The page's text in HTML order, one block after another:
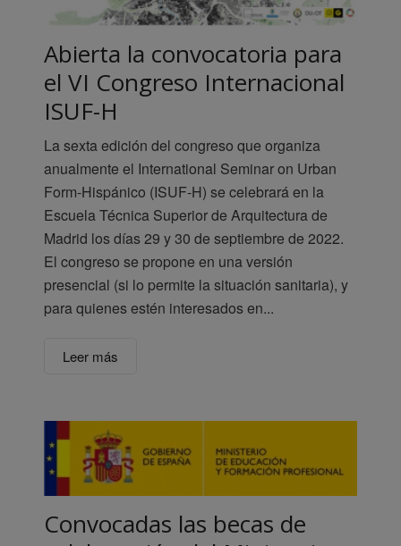
Abierta la convocatoria para
el VI Congreso Internacional
ISUF-H
La sexta edición del congreso que organiza
anualmente el International Seminar on Urban
Form-Hispánico (ISUF-H) se celebrará en la
Escuela Técnica Superior de Arquitectura de
Madrid los días 29 y 30 de septiembre de 2022.
El congreso se propone en una versión
presencial (si lo permite la situación sanitaria), y
para quienes estén interesados en...
Leer más
Convocadas las becas de